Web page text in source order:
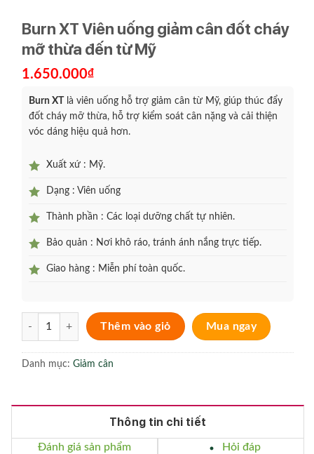
Burn XT Viên uống giảm cân đốt cháy
mỡ thừa đến từ Mỹ
1.650.000₫
Burn XT
là viên uống hỗ trợ giảm cân từ Mỹ, giúp thúc đẩy
đốt cháy mỡ thừa, hỗ trợ kiểm soát cân nặng và cải thiện
vóc dáng hiệu quả hơn.
Xuất xứ : Mỹ.
Dạng : Viên uống
Thành phần : Các loại dưỡng chất tự nhiên.
Bảo quản : Nơi khô ráo, tránh ánh nắng trực tiếp.
Giao hàng : Miễn phí toàn quốc.
Burn XT Viên uống giảm cân đốt cháy mỡ thừa đến từ Mỹ số lượng
Thêm vào giỏ Mua ngay
Danh mục: Giảm cân
Thông tin chi tiết
Đánh giá sản phẩm Hỏi đáp